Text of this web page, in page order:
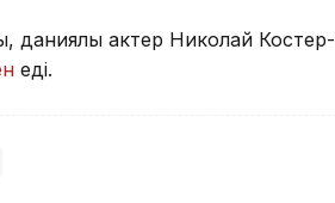
даниялық актер Николай Костер-
еді.